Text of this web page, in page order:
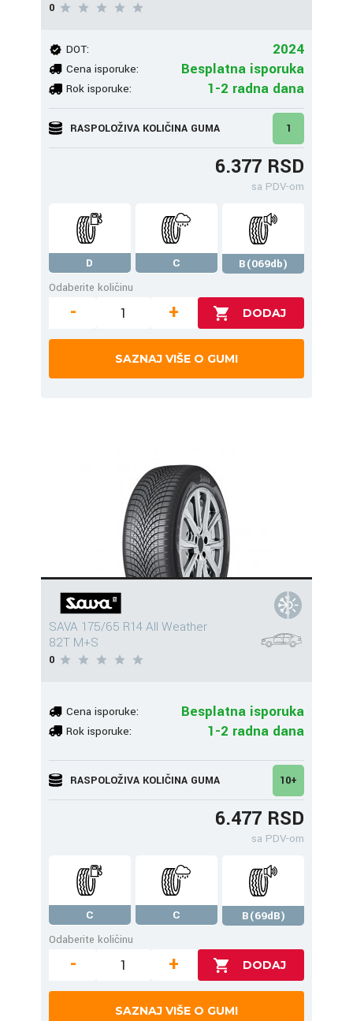
0
DOT: 2024
Cena isporuke: Besplatna isporuka
Rok isporuke: 1-2 radna dana
RASPOLOŽIVA KOLIČINA GUMA 1
6.377 RSD
sa PDV-om
D C
B(069db)
Odaberite količinu
- +
SAZNAJ VIŠE O GUMI
SAVA 175/65 R14 All Weather
82T M+S
0
Cena isporuke: Besplatna isporuka
Rok isporuke: 1-2 radna dana
RASPOLOŽIVA KOLIČINA GUMA 10+
6.477 RSD
sa PDV-om
C C
B(69dB)
Odaberite količinu
- +
SAZNAJ VIŠE O GUMI